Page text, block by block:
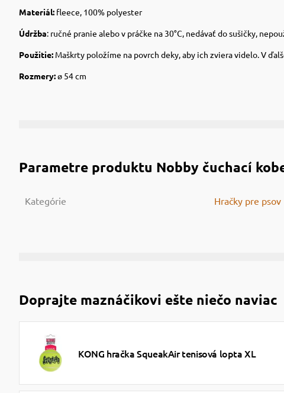
Materiál: fleece, 100% polyester
Údržba: ručné pranie alebo v práčke na 30°C, nedávať do sušičky,
Použitie: Maškrty položíme na povrch deky, aby ich zviera videlo. V
Rozmery:ø 54 cm
Parametre produktu Nobby čuchací
Kategórie Hračky pre psov
Doprajte maznáčikovi ešte niečo naviac
KONG hračka SqueakAir tenisová lopta XL